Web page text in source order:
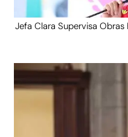
Jefa Clara Supervisa Obras